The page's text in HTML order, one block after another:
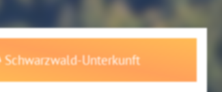
Schwarzwald-Unterkunft